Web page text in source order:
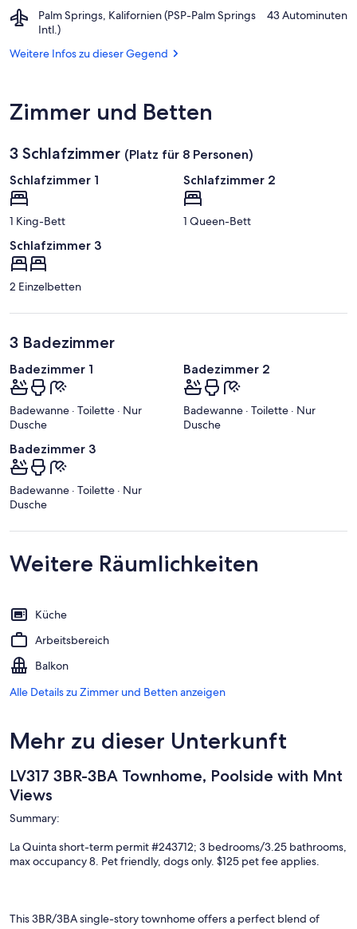
Mountains
National
Mountain
Course
La
Quinta
Golf
Club
Palm Springs, Kalifornien (PSP-Palm Springs
Intl.)
Airport,
Palm
Kalifornien
Intl.)
‪43 Autominuten‬
Weitere Infos zu dieser Gegend
Zimmer und Betten
3 Schlafzimmer (Platz für 8 Personen)
Schlafzimmer 1
1 King-Bett
Schlafzimmer 2
1 Queen-Bett
Schlafzimmer 3
2 Einzelbetten
3 Badezimmer
Badezimmer 1
Badewanne · Toilette · Nur
Dusche
Badezimmer 2
Badewanne · Toilette · Nur
Dusche
Badezimmer 3
Badewanne · Toilette · Nur
Dusche
Weitere Räumlichkeiten
Küche
Arbeitsbereich
Balkon
Alle Details zu Zimmer und Betten anzeigen
Mehr zu dieser Unterkunft
LV317 3BR-3BA Townhome, Poolside with Mnt
Views
Summary:
La Quinta short-term permit #243712; 3 bedrooms/3.25 bathrooms,
max occupancy 8. Pet friendly, dogs only. $125 pet fee applies.
This 3BR/3BA single-story townhome offers a perfect blend of